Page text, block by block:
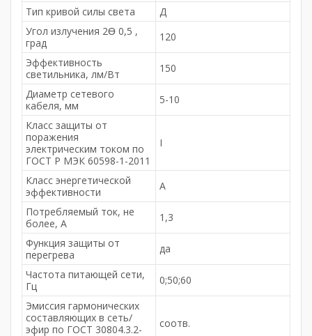
Тип кривой силы света
Д
Угол излучения 2Ɵ 0,5 ,
град
120
Эффективность
светильника, лм/Вт
150
Диаметр сетевого
кабеля, мм
5-10
Класс защиты от
поражения
электрическим током по
ГОСТ Р МЭК 60598-1-2011
I
Класс энергетической
эффективности
А
Потребляемый ток, не
более, A
1,3
Функция защиты от
перегрева
да
Частота питающей сети,
Гц
0;50;60
Эмиссия гармонических
составляющих в сеть/
эфир по ГОСТ 30804.3.2-
соотв.